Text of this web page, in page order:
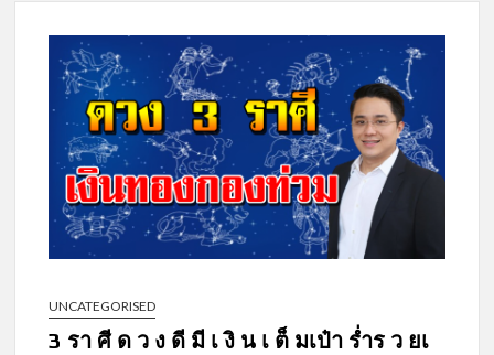
7 ปุ่มในรถ ห้ ามเผลอกดเด็ ด ข าด
10 ท่าทางจั บพวงมาลัยบอกนิสัย
น้ำผึ้งผส มน้ำมะนาว ค นอายุ 40 ปี ขึ้ นไป ค ว รดื่ มเป็น ประ จำ
“เราทุกคนมักจะตกเป็นผู้ ร้ า ย ในเรื่องเล่าของใครบางคน
เสมอ” 10 ข้อคิดดีๆ ที่อยากให้คุณได้อ่าน
ภาพล่าสุด ของ น้องอดุลย์ 13 หมูป่า หลังเป็นหนุ่มนักเรียนนอก
UNCATEGORISED
3 รา ศี ด ว ง ดี มี เ งิ น เ ต็ มเป๋า ร่ำร ว ยเ